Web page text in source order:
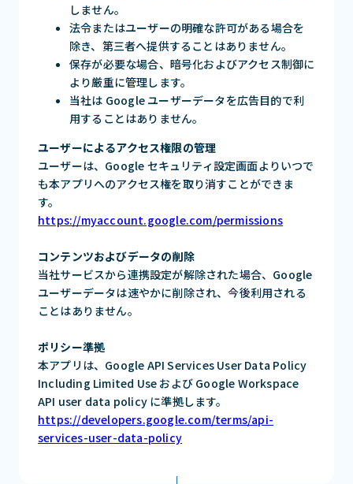
しません。
法令またはユーザーの明確な許可がある場合を
除き、第三者へ提供することはありません。
保存が必要な場合、暗号化およびアクセス制御に
より厳重に管理します。
当社は Google ユーザーデータを広告目的で利
用することはありません。
ユーザーによるアクセス権限の管理
ユーザーは、Google セキュリティ設定画面よりいつで
も本アプリへのアクセス権を取り消すことができま
す。
https://myaccount.google.com/permissions
コンテンツおよびデータの削除
当社サービスから連携設定が解除された場合、Google
ユーザーデータは速やかに削除され、今後利用される
ことはありません。
ポリシー準拠
本アプリは、Google API Services User Data Policy
Including Limited Use および Google Workspace
API user data policy に準拠します。
https://developers.google.com/terms/api-
services-user-data-policy